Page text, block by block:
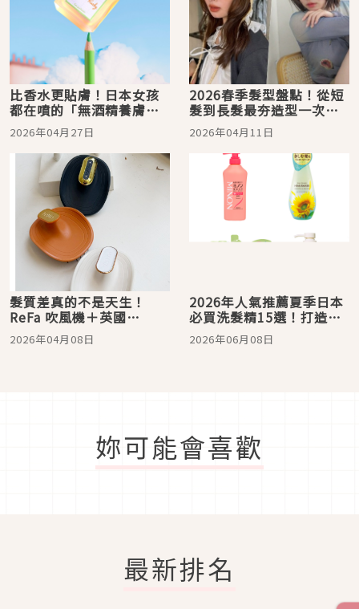
比香水更貼膚！日本女孩
都在噴的「無酒精養膚香
氛」，夏日流汗不變味，
敏感肌必收藏
2026年04月27日
2026春季髮型盤點！從短
髮到長髮最夯造型一次收
藏
2026年04月11日
髮質差真的不是天生！
ReFa 吹風機＋英國
MANTA 護髮梳：從根源終
結斷髮毛躁，梅雨季也能
2026年04月08日
2026年人氣推薦夏季日本
必買洗髮精15選！打造日
本女生般的柔順清爽頭髮
就從這開始
2026年06月08日
妳可能會喜歡
最新排名